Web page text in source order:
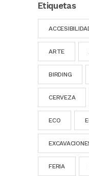
Etiquetas
ARTE
BIRDING
CERVEZA
ECO
FERIA